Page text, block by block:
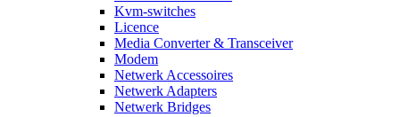
Kvm-switches
Licence
Media Converter & Transceiver
Modem
Netwerk Accessoires
Netwerk Adapters
Netwerk Bridges